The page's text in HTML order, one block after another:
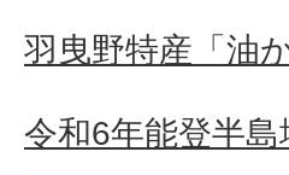
羽曳野特産「油
令和6年能登半